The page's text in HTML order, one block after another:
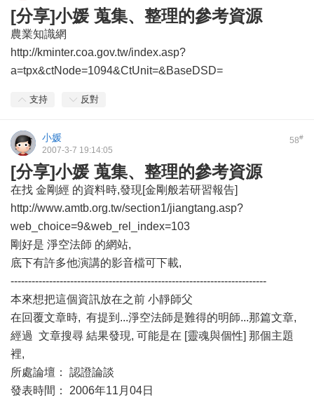
[分享]小媛 蒐集、整理的參考資源
農業知識網
http://kminter.coa.gov.tw/index.asp?
a=tpx&ctNode=1094&CtUnit=&BaseDSD=
支持 反對
58#
小媛
2007-3-7 19:14:05
[分享]小媛 蒐集、整理的參考資源
在找 金剛經 的資料時,發現[金剛般若研習報告]
http://www.amtb.org.tw/section1/jiangtang.asp?
web_choice=9&web_rel_index=103
剛好是 淨空法師 的網站,
底下有許多他演講的影音檔可下載,
-------------------------------------------------------------------------
本來想把這個資訊放在之前 小靜師父
在回覆文章時, 有提到...淨空法師是難得的明師...那篇文章,
經過 文章搜尋 結果發現, 可能是在 [靈魂與個性] 那個主題
裡,
所處論壇： 認證論談
發表時間： 2006年11月04日